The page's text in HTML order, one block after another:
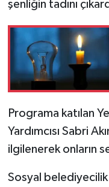
şenliğin tadını
Programa katılan
Yardımcısı Sabri
ilgilenerek onların
Sosyal belediyecilik